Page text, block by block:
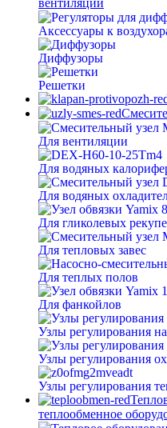
вентиляции
Аксессуары к
Диффузоры
Решетки
Для вентиляции
Для водяных
Для водяных
Для гликолевых
Для тепловых завес
Для теплых полов
Для фанкойлов
Узлы регулирования
Узлы регулирования
Узлы регулирования
теплообменное